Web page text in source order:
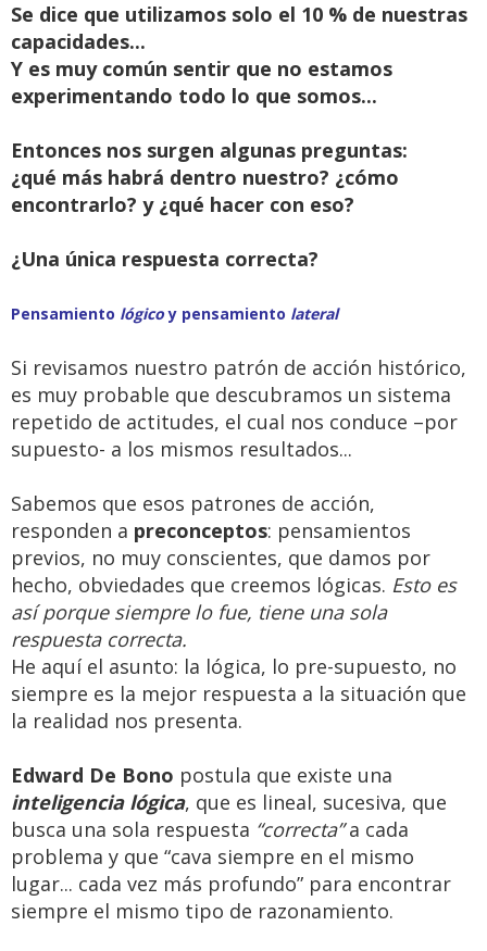
Se dice que utilizamos solo el 10 % de nuestras
capacidades...
Y es muy común sentir que no estamos
experimentando todo lo que somos...
Entonces nos surgen algunas preguntas:
¿qué más habrá dentro nuestro? ¿cómo
encontrarlo? y ¿qué hacer con eso?
¿Una única respuesta correcta?
Pensamiento lógicoy pensamiento lateral
Si revisamos nuestro patrón de acción histórico,
es muy probable que descubramos un sistema
repetido de actitudes, el cual nos conduce –por
supuesto- a los mismos resultados...
Sabemos que esos patrones de acción,
responden a preconceptos: pensamientos
previos, no muy conscientes, que damos por
hecho, obviedades que creemos lógicas. Esto es
así porque siempre lo fue, tiene una sola
respuesta correcta.
He aquí el asunto: la lógica, lo pre-supuesto, no
siempre es la mejor respuesta a la situación que
la realidad nos presenta.
Edward De Bono postula que existe una
inteligencia lógica, que es lineal, sucesiva, que
busca una sola respuesta “correcta”a cada
problema y que “cava siempre en el mismo
lugar... cada vez más profundo” para encontrar
siempre el mismo tipo de razonamiento.